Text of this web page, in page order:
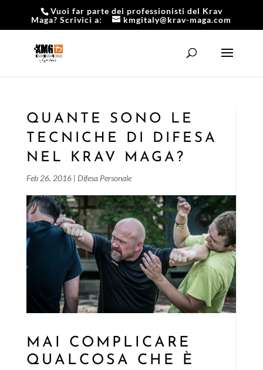
Vuoi far parte dei professionisti del Krav
Maga? Scrivici a:
kmgitaly@krav-maga.com
QUANTE SONO LE
TECNICHE DI DIFESA
NEL KRAV MAGA?
Feb 26, 2016| Difesa Personale
MAI COMPLICARE
QUALCOSA CHE È